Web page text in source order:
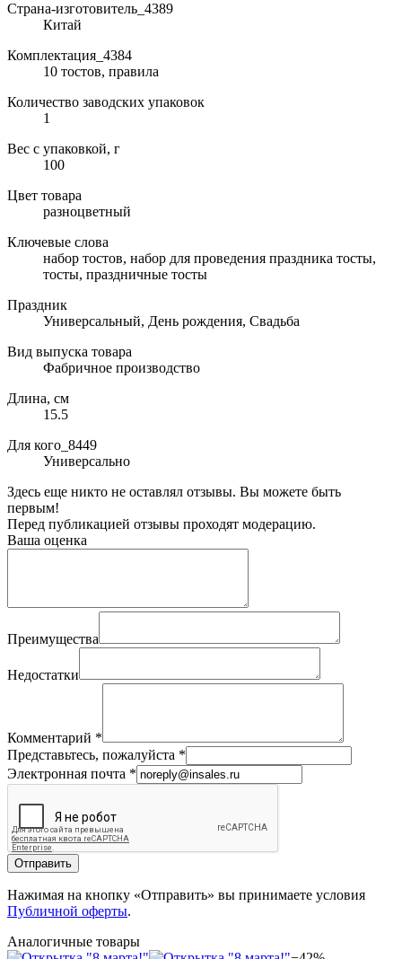
Страна-изготовитель_4389
Китай
Комплектация_4384
10 тостов, правила
Количество заводских упаковок
1
Вес с упаковкой, г
100
Цвет товара
разноцветный
Ключевые слова
набор тостов, набор для проведения праздника тосты,
тосты, праздничные тосты
Праздник
Универсальный, День рождения, Свадьба
Вид выпуска товара
Фабричное производство
Длина, см
15.5
Для кого_8449
Универсально
Здесь еще никто не оставлял отзывы. Вы можете быть
первым!
Перед публикацией отзывы проходят модерацию.
Ваша оценка
Преимущества
Недостатки
Комментарий *
Представьтесь, пожалуйста *
Электронная почта *
Отправить
Нажимая на кнопку «Отправить» вы принимаете условия
Публичной оферты.
Аналогичные товары